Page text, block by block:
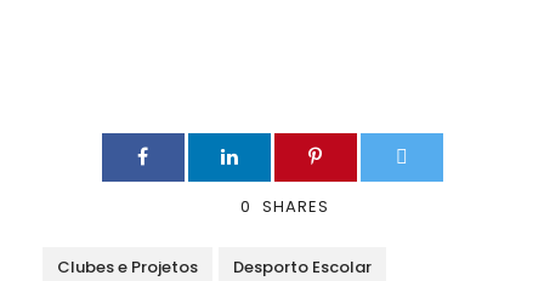
0 SHARES
Clubes e Projetos Desporto Escolar